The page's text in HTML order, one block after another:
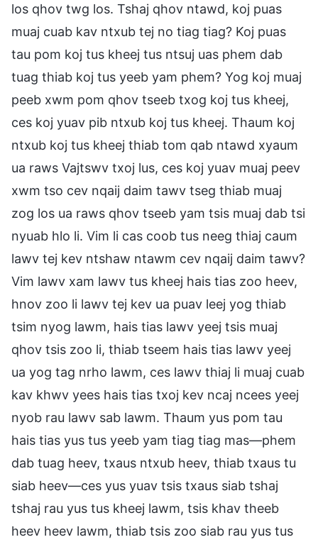
los qhov twg los. Tshaj qhov ntawd, koj puas
muaj cuab kav ntxub tej no tiag tiag? Koj puas
tau pom koj tus kheej tus ntsuj uas phem dab
tuag thiab koj tus yeeb yam phem? Yog koj muaj
peeb xwm pom qhov tseeb txog koj tus kheej,
ces koj yuav pib ntxub koj tus kheej. Thaum koj
ntxub koj tus kheej thiab tom qab ntawd xyaum
ua raws Vajtswv txoj lus, ces koj yuav muaj peev
xwm tso cev nqaij daim tawv tseg thiab muaj
zog los ua raws qhov tseeb yam tsis muaj dab tsi
nyuab hlo li. Vim li cas coob tus neeg thiaj caum
lawv tej kev ntshaw ntawm cev nqaij daim tawv?
Vim lawv xam lawv tus kheej hais tias zoo heev,
hnov zoo li lawv tej kev ua puav leej yog thiab
tsim nyog lawm, hais tias lawv yeej tsis muaj
qhov tsis zoo li, thiab tseem hais tias lawv yeej
ua yog tag nrho lawm, ces lawv thiaj li muaj cuab
kav khwv yees hais tias txoj kev ncaj ncees yeej
nyob rau lawv sab lawm. Thaum yus pom tau
hais tias yus tus yeeb yam tiag tiag mas—phem
dab tuag heev, txaus ntxub heev, thiab txaus tu
siab heev—ces yus yuav tsis txaus siab tshaj
tshaj rau yus tus kheej lawm, tsis khav theeb
heev heev lawm, thiab tsis zoo siab rau yus tus